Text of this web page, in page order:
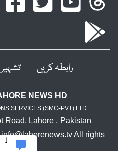
رابطہ کریں
NEWS HD
SERVICES (SMC-PVT) LTD.
Road, Lahore , Pakistan
All rights